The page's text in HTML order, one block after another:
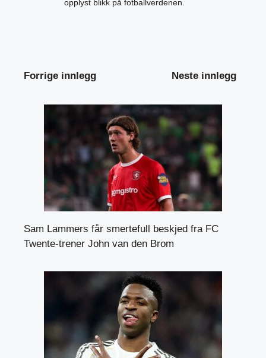
opplyst blikk på fotballverdenen.
Forrige innlegg Neste innlegg
Sam Lammers får smertefull beskjed fra FC
Twente-trener John van den Brom